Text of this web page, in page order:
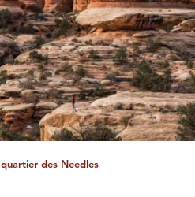
des Needles